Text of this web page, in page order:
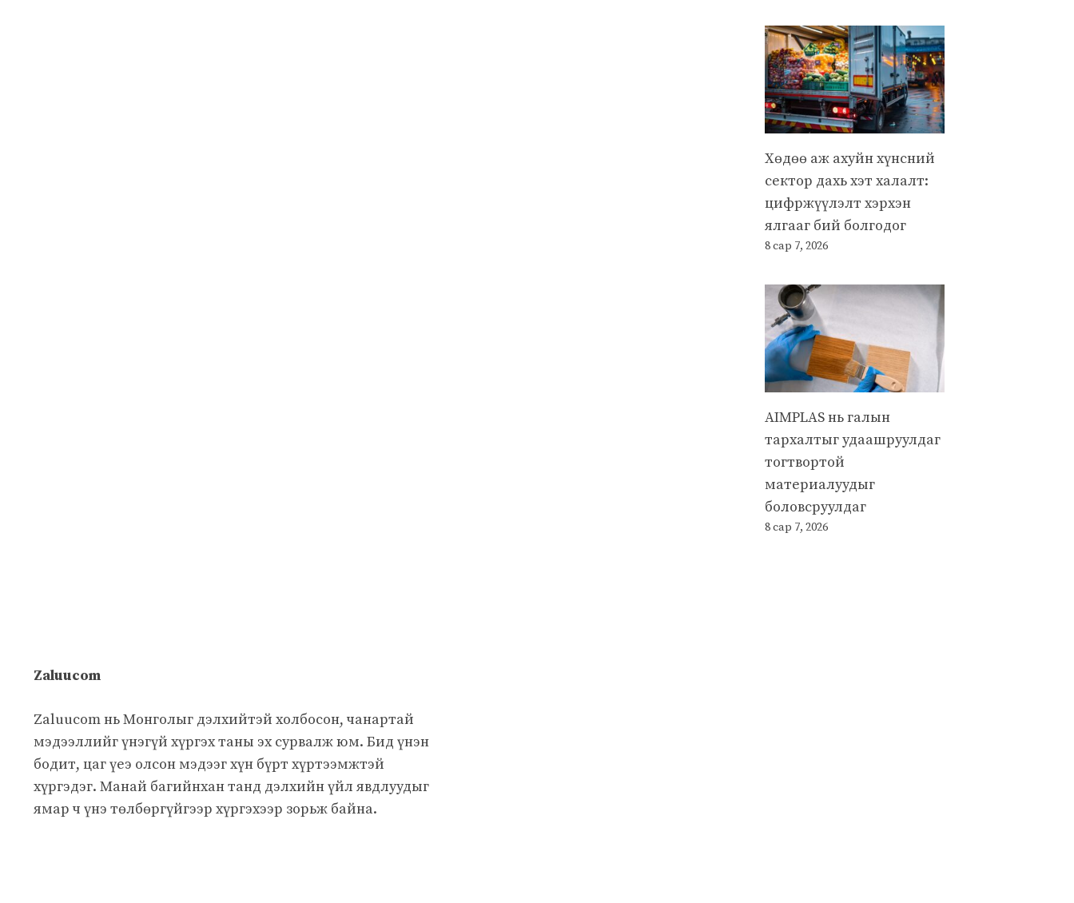
Хөдөө аж ахуйн хүнсний
сектор дахь хэт халалт:
цифржүүлэлт хэрхэн
ялгааг бий болгодог
8 сар 7, 2026
AIMPLAS нь галын
тархалтыг удаашруулдаг
тогтвортой
материалуудыг
боловсруулдаг
8 сар 7, 2026
Zaluucom
Zaluucom нь Монголыг дэлхийтэй холбосон, чанартай
мэдээллийг үнэгүй хүргэх таны эх сурвалж юм. Бид үнэн
бодит, цаг үеэ олсон мэдээг хүн бүрт хүртээмжтэй
хүргэдэг. Манай багийнхан танд дэлхийн үйл явдлуудыг
ямар ч үнэ төлбөргүйгээр хүргэхээр зорьж байна.